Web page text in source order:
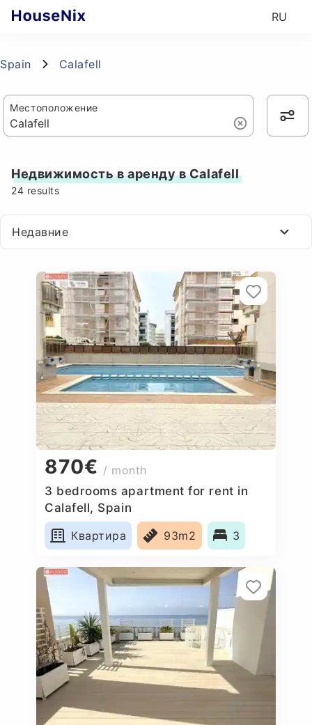
RU
Spain Calafell
Местоположение
Недвижимость в аренду в Calafell
24 results
Недавние
870€ / month
3 bedrooms apartment for rent in
Calafell, Spain
Квартира
93m2 3